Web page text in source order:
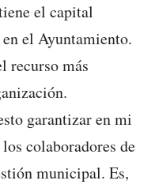
el capital
el Ayuntamiento.
recurso más
garantizar en mi
colaboradores de
municipal. Es,